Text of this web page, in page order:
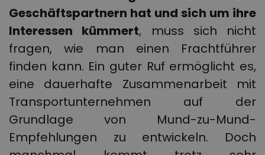
Geschäftspartnern hat und sich um ihre
Interessen kümmert, muss sich nicht
fragen, wie man einen Frachtführer
finden kann. Ein guter Ruf ermöglicht es,
eine dauerhafte Zusammenarbeit mit
Transportunternehmen auf der
Grundlage von Mund-zu-Mund-
Empfehlungen zu entwickeln. Doch